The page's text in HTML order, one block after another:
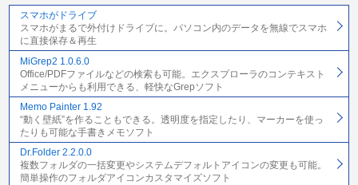
スマホがドライブ
スマホがまるで外付けドライブに。パソコン内のデータを無線でスマホ
に直接保存＆再生
MiGrep2 1.0.6.0
Office/PDFファイルなどの検索も可能。エクスプローラのコンテキスト
メニューからも利用できる、軽快なGrepソフト
Memo Painter 1.92
“動く壁紙”を作ることもできる。透明度を指定したり、マーカーを使っ
たりも可能な手書きメモソフト
Dr.Folder 2.2.0.0
複数フォルダの一括変更やシステムデフォルトアイコンの変更も可能。
簡単操作のフォルダアイコンカスタマイズソフト